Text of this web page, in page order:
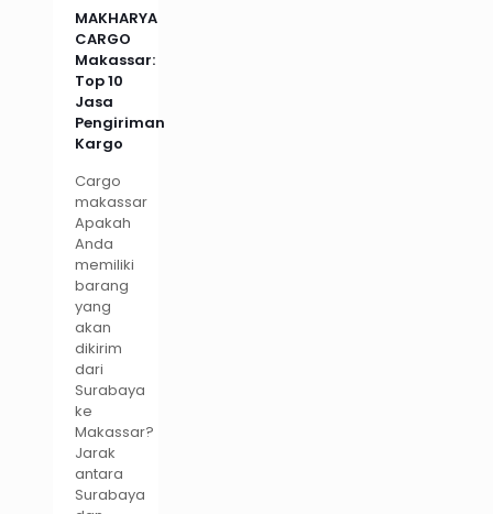
MAKHARYA
CARGO
Makassar:
Top 10
Jasa
Pengiriman
Kargo
Cargo
makassar
Apakah
Anda
memiliki
barang
yang
akan
dikirim
dari
Surabaya
ke
Makassar?
Jarak
antara
Surabaya